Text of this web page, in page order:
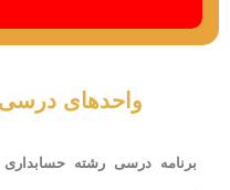
واحدهای
برنامه درسی رشته حسابداری